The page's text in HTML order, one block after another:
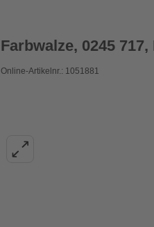
Farbwalze, 0245
Online-Artikelnr.: 1051881